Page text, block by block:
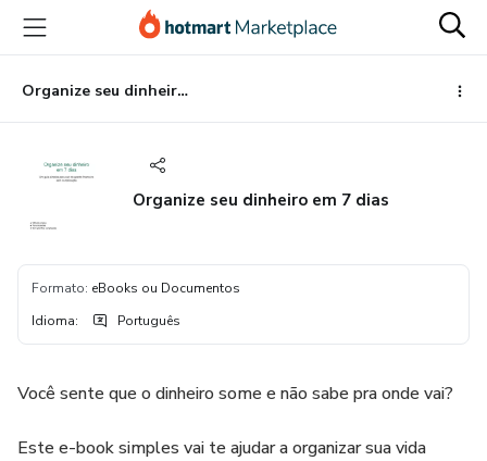
para
conteúdo
principal
para
pagamento
para
rodapé
Organize seu dinheiro em 7 dias
Organize seu dinheiro em 7 dias
Formato: eBooks ou Documentos
Idioma: Português
Você sente que o dinheiro some e não sabe pra onde vai?
Este e-book simples vai te ajudar a organizar sua vida